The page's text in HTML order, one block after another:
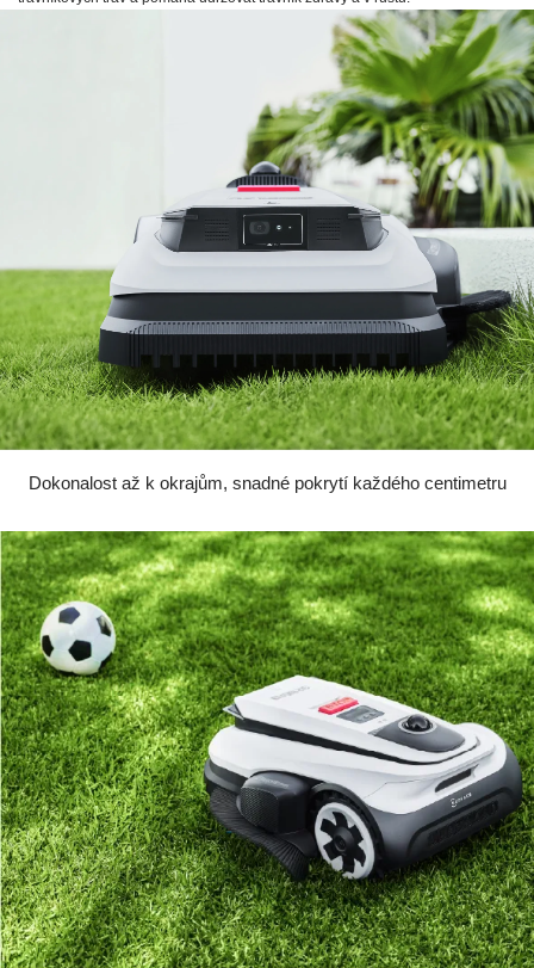
Dokonalost až k okrajům, snadné pokrytí každého centimetru